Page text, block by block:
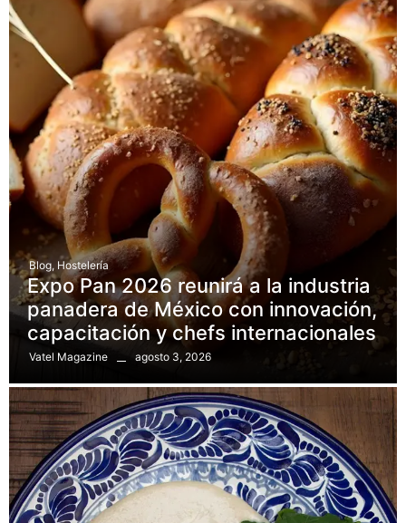
Blog, Hostelería
Expo Pan 2026 reunirá a la industria
panadera de México con innovación,
capacitación y chefs internacionales
Vatel Magazine agosto 3, 2026